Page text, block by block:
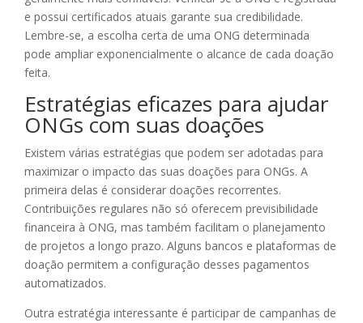
e possui certificados atuais garante sua credibilidade.
Lembre-se, a escolha certa de uma ONG determinada
pode ampliar exponencialmente o alcance de cada doação
feita.
Estratégias eficazes para ajudar
ONGs com suas doações
Existem várias estratégias que podem ser adotadas para
maximizar o impacto das suas doações para ONGs. A
primeira delas é considerar doações recorrentes.
Contribuições regulares não só oferecem previsibilidade
financeira à ONG, mas também facilitam o planejamento
de projetos a longo prazo. Alguns bancos e plataformas de
doação permitem a configuração desses pagamentos
automatizados.
Outra estratégia interessante é participar de campanhas de